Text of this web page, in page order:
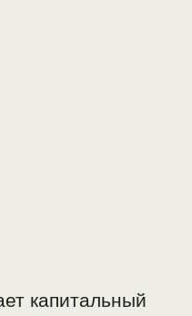
капитальный